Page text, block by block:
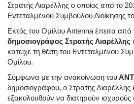
Στρατής Λιαρέλλης ο οποίος από το
Εντεταλμένου Συμβούλου Διοίκησης
Εκτός του Ομίλου Αntenna έπειτα από
δημοσιογράφος Στρατής Λιαρέλλης
κατείχε τη θέση του Εντεταλμένου
Ομίλου.
Σύμφωνα με την ανακοίνωση του
δημοσιογράφου, ο Στρατής Λιαρέλλης
εξακολουθούν να διατηρούν ισχυρούς